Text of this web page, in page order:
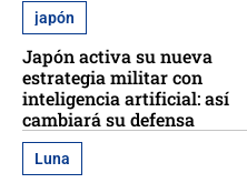
japón
Japón activa su nueva
estrategia militar con
inteligencia artificial: así
cambiará su defensa
Luna